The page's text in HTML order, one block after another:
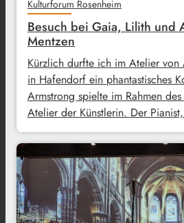
Kulturforum Rosenheim
Besuch bei Gaia, Lilith und
Mentzen
Kürzlich durfte ich im Atelier von
in Hafendorf ein phantastisches
Armstrong spielte im Rahmen
Atelier der Künstlerin. Der